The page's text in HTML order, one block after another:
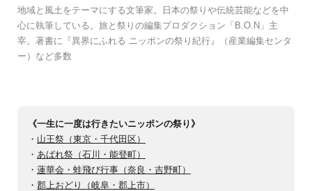
地域と風土をテーマにする文筆家。日本の祭りや伝統芸能などを中
心に執筆している。旅と祭りの編集プロダクション「B.O.N」主
宰。著書に『異界にふれる ニッポンの祭り紀行』（産業編集センタ
ー）など多数
《一生に一度は行きたいニッポンの祭り》
・ 山王祭（東京・千代田区）
・ あばれ祭（石川・能登町）
・ 蓮華会・蛙飛び行事（奈良・吉野町）
・ 郡上おどり（岐阜・郡上市）